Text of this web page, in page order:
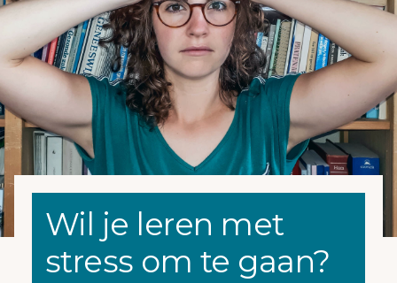
Wil je leren met
stress om te gaan?